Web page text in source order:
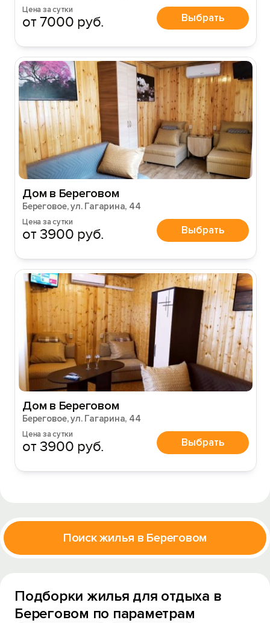
Цена за сутки
от 7000 руб. Выбрать
Дом в Береговом
Береговое, ул. Гагарина, 44
Цена за сутки
от 3900 руб. Выбрать
Дом в Береговом
Береговое, ул. Гагарина, 44
Цена за сутки
от 3900 руб. Выбрать
Поиск жилья в Береговом
Подборки жилья для отдыха в
Береговом по параметрам